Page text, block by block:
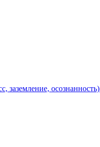
заземление, осознанность)